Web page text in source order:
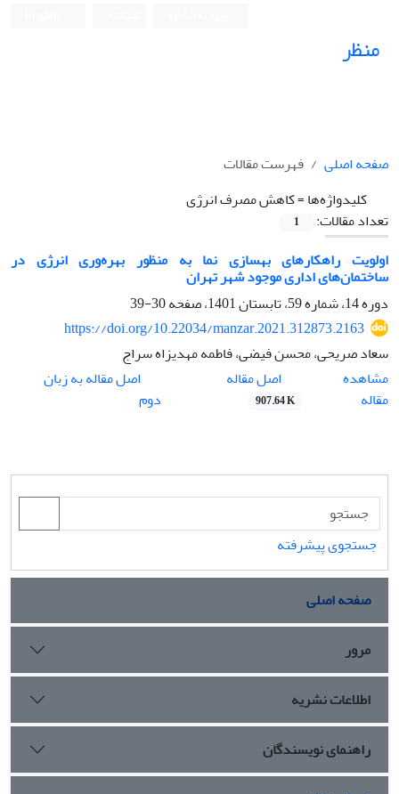
منظر
صفحه اصلی
فهرست مقالات
کلیدواژه‌ها =کاهش مصرف انرژی
تعداد مقالات:
1
اولویت راهکارهای بهسازی نما به منظور بهره‌وری انرژی در
ساختمان‌های اداری موجود شهر تهران
دوره 14، شماره 59، تابستان 1401، صفحه
30-39
https://doi.org/10.22034/manzar.2021.312873.2163
سعاد صریحی، محسن فیضی، فاطمه مهدیزاه سراج
مشاهده
مقاله
اصل مقاله
907.64 K
اصل مقاله به زبان
دوم
جستجوی پیشرفته
صفحه اصلی
مرور
اطلاعات نشریه
راهنمای نویسندگان